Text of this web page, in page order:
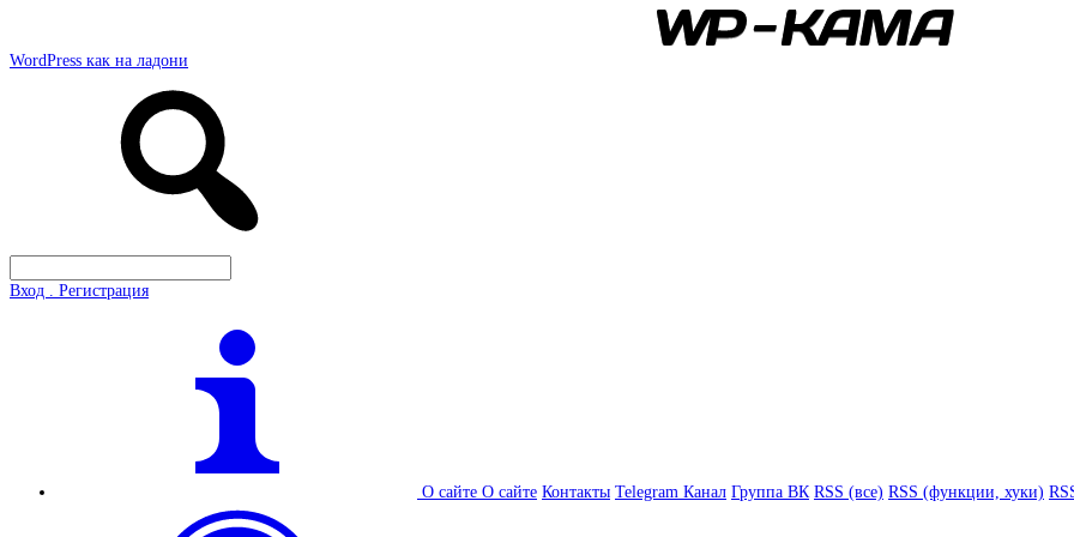
WordPress как на ладони
Вход . Регистрация
О сайте О сайте Контакты Telegram Канал Группа ВК RSS (все) RSS (функции, хуки)